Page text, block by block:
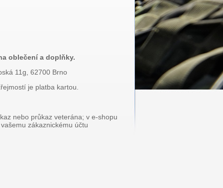
oblečení a doplňky.
11g, 62700 Brno
je platba kartou.
nebo průkaz veterána; v e-shopu
zákaznickému účtu